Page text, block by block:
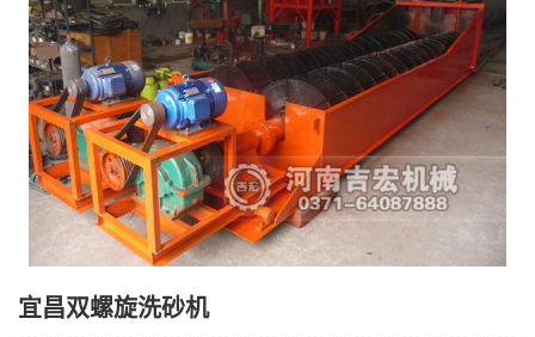
宜昌双螺旋洗砂机